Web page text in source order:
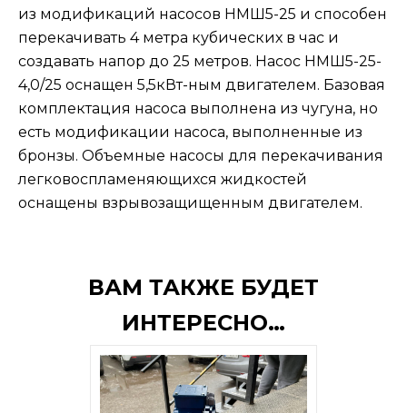
из модификаций насосов НМШ5-25 и способен
перекачивать 4 метра кубических в час и
создавать напор до 25 метров. Насос НМШ5-25-
4,0/25 оснащен 5,5кВт-ным двигателем. Базовая
комплектация насоса выполнена из чугуна, но
есть модификации насоса, выполненные из
бронзы. Объемные насосы для перекачивания
легковоспламеняющихся жидкостей
оснащены взрывозащищенным двигателем.
ВАМ ТАКЖЕ БУДЕТ
ИНТЕРЕСНО…